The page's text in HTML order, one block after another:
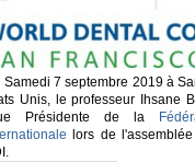
Samedi 7 septembre 2019 à
Unis, le professeur Ihsane
Présidente de la
lors de